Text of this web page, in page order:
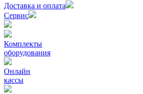
Доставка и оплата
Сервис
Комплекты
оборудования
Онлайн
кассы